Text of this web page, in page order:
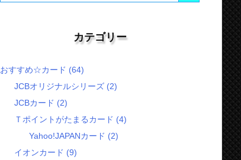
カテゴリー
おすすめ☆カード (64)
JCBオリジナルシリーズ (2)
JCBカード (2)
Ｔポイントがたまるカード (4)
Yahoo!JAPANカード (2)
イオンカード (9)